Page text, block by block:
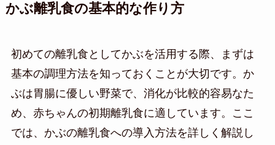
かぶ離乳食の基本的な作り方
初めての離乳食としてかぶを活用する際、まずは
基本の調理方法を知っておくことが大切です。か
ぶは胃腸に優しい野菜で、消化が比較的容易なた
め、赤ちゃんの初期離乳食に適しています。ここ
では、かぶの離乳食への導入方法を詳しく解説し